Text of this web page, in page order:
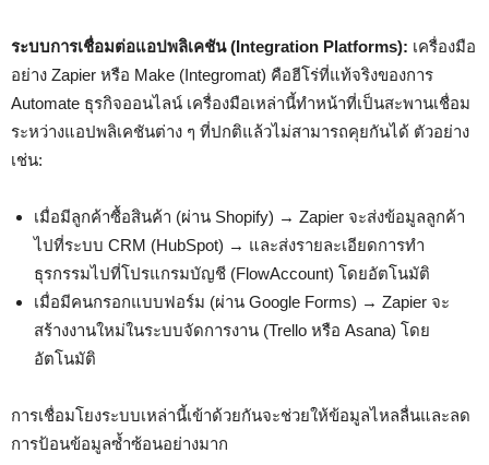
ระบบการเชื่อมต่อแอปพลิเคชัน (Integration Platforms): เครื่องมือ
อย่าง Zapier หรือ Make (Integromat) คือฮีโร่ที่แท้จริงของการ
Automate ธุรกิจออนไลน์ เครื่องมือเหล่านี้ทำหน้าที่เป็นสะพานเชื่อม
ระหว่างแอปพลิเคชันต่าง ๆ ที่ปกติแล้วไม่สามารถคุยกันได้ ตัวอย่าง
เช่น:
เมื่อมีลูกค้าซื้อสินค้า (ผ่าน Shopify) → Zapier จะส่งข้อมูลลูกค้า
ไปที่ระบบ CRM (HubSpot) → และส่งรายละเอียดการทำ
ธุรกรรมไปที่โปรแกรมบัญชี (FlowAccount) โดยอัตโนมัติ
เมื่อมีคนกรอกแบบฟอร์ม (ผ่าน Google Forms) → Zapier จะ
สร้างงานใหม่ในระบบจัดการงาน (Trello หรือ Asana) โดย
อัตโนมัติ
การเชื่อมโยงระบบเหล่านี้เข้าด้วยกันจะช่วยให้ข้อมูลไหลลื่นและลด
การป้อนข้อมูลซ้ำซ้อนอย่างมาก